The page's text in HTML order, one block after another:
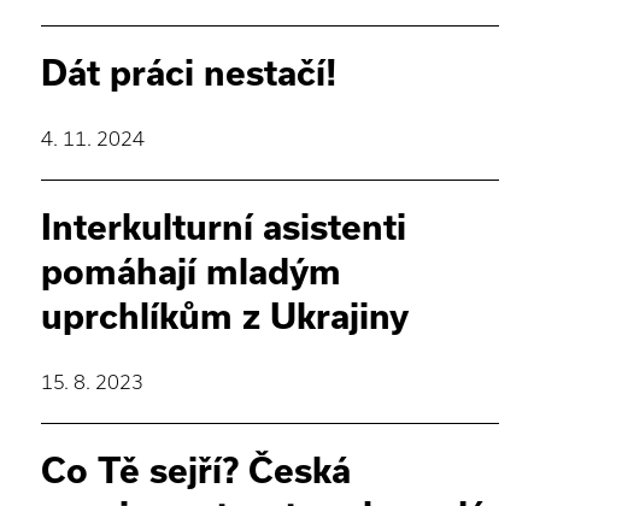
Dát práci nestačí!
4. 11. 2024
Interkulturní asistenti
pomáhají mladým
uprchlíkům z Ukrajiny
15. 8. 2023
Co Tě sejří? Česká